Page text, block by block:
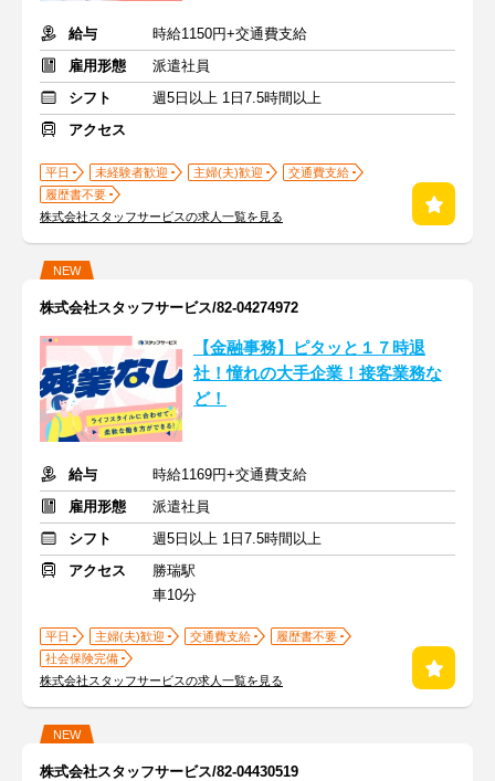
給与
時給1150円+交通費支給
雇用形態
派遣社員
シフト
週5日以上 1日7.5時間以上
アクセス
平日 未経験者歓迎 主婦(夫)歓迎
交通費支給
履歴書不要
株式会社スタッフサービスの求人一覧を見る
NEW
株式会社スタッフサービス/82-04274972
【金融事務】ピタッと１７時退
社！憧れの大手企業！接客業務な
ど！
給与
時給1169円+交通費支給
雇用形態
派遣社員
シフト
週5日以上 1日7.5時間以上
アクセス
勝瑞駅
車10分
平日 主婦(夫)歓迎 交通費支給
履歴書不要
社会保険完備
株式会社スタッフサービスの求人一覧を見る
NEW
株式会社スタッフサービス/82-04430519